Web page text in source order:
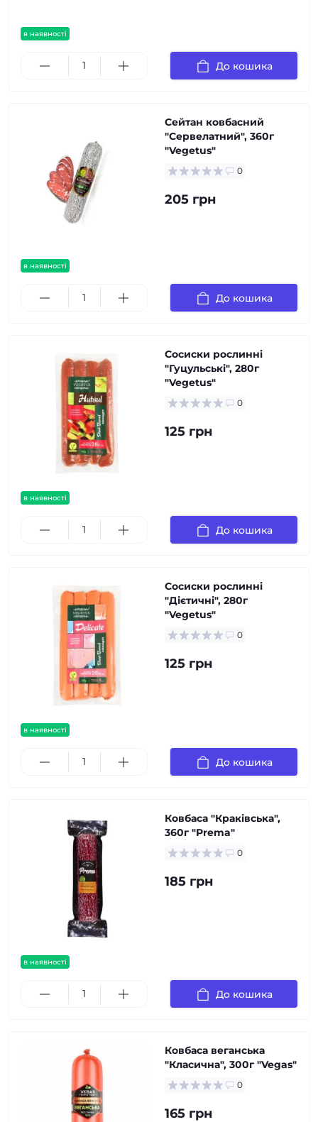
в наявності
До кошика
в наявності
Сейтан ковбасний
"Сервелатний", 360г
"Vegetus"
0
205 грн
До кошика
в наявності
Сосиски рослинні
"Гуцульські", 280г
"Vegetus"
0
125 грн
До кошика
в наявності
Сосиски рослинні
"Дієтичні", 280г
"Vegetus"
0
125 грн
До кошика
в наявності
Ковбаса "Краківська",
360г "Prema"
0
185 грн
До кошика
Ковбаса веганська
"Класична", 300г "Vegas"
0
165 грн